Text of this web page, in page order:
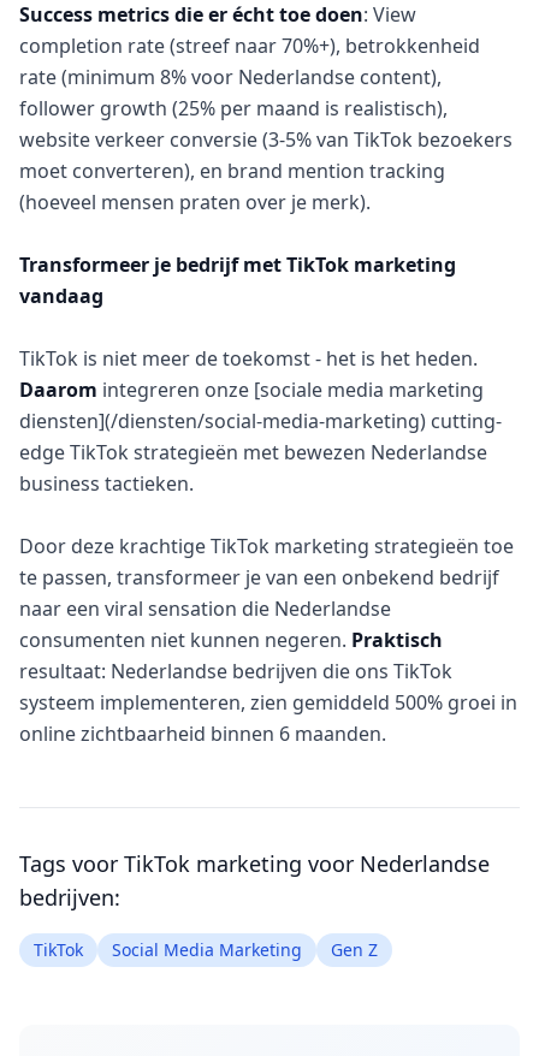
Success metrics die er écht toe doen: View
completion rate (streef naar 70%+), betrokkenheid
rate (minimum 8% voor Nederlandse content),
follower growth (25% per maand is realistisch),
website verkeer conversie (3-5% van TikTok bezoekers
moet converteren), en brand mention tracking
(hoeveel mensen praten over je merk).
Transformeer je bedrijf met TikTok marketing
vandaag
TikTok is niet meer de toekomst - het is het heden.
Daarom integreren onze [sociale media marketing
diensten](/diensten/social-media-marketing) cutting-
edge TikTok strategieën met bewezen Nederlandse
business tactieken.
Door deze krachtige TikTok marketing strategieën toe
te passen, transformeer je van een onbekend bedrijf
naar een viral sensation die Nederlandse
consumenten niet kunnen negeren. Praktisch
resultaat: Nederlandse bedrijven die ons TikTok
systeem implementeren, zien gemiddeld 500% groei in
online zichtbaarheid binnen 6 maanden.
Tags voor TikTok marketing voor Nederlandse
bedrijven:
TikTok Social Media Marketing Gen Z